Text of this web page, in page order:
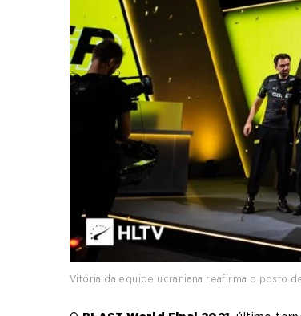
Vitória da equipe ucraniana reafirma o posto